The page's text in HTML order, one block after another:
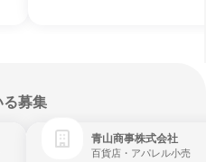
る募集
青山商事株式会社
百貨店・アパレル小売